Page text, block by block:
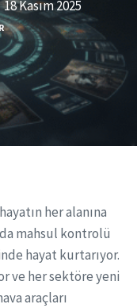
18 Kasım 2025
her alanına
mahsul kontrolü
hayat kurtarıyor.
ve her sektöre yeni
araçları